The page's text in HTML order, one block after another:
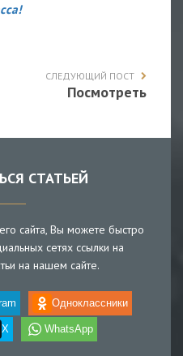
!
СЛЕДУЮЩИЙ ПОСТ
Посмотреть
СТАТЬЕЙ
сайта, Вы можете быстро
сетях ссылки на
на нашем сайте.
Одноклассники
X WhatsApp